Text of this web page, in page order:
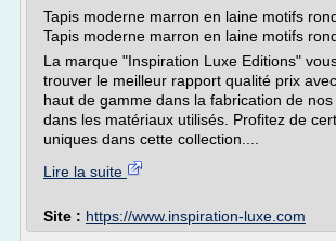
Tapis moderne marron en laine motifs
Tapis moderne marron en laine motifs
La marque "Inspiration Luxe Editions"
trouver le meilleur rapport qualité prix
haut de gamme dans la fabrication de
dans les matériaux utilisés. Profitez de
uniques dans cette collection....
Lire la suite
Site : https://www.inspiration-luxe.com